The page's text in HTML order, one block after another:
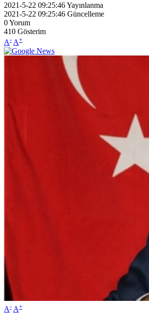
2021-5-22 09:25:46Yayınlanma
2021-5-22 09:25:46 Güncelleme
0Yorum
410 Gösterim
A- A+
A- A+